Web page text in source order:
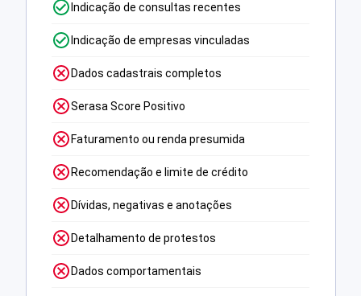
Indicação de consultas recentes
Indicação de empresas vinculadas
Dados cadastrais completos
Serasa Score Positivo
Faturamento ou renda presumida
Recomendação e limite de crédito
Dívidas, negativas e anotações
Detalhamento de protestos
Dados comportamentais